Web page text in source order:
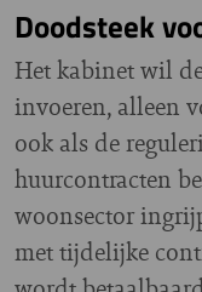
Doodsteek
Het kabinet wil
invoeren, alleen
ook als de
huurcontracten
woonsector
met tijdelijke